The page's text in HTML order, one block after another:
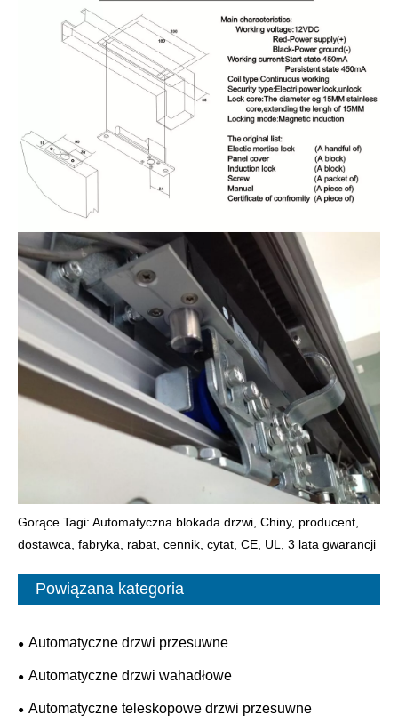
Gorące Tagi: Automatyczna blokada drzwi, Chiny, producent,
dostawca, fabryka, rabat, cennik, cytat, CE, UL, 3 lata gwarancji
Powiązana kategoria
Automatyczne drzwi przesuwne
Automatyczne drzwi wahadłowe
Automatyczne teleskopowe drzwi przesuwne